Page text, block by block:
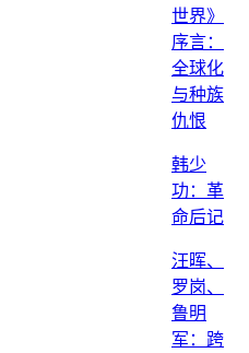
世界》
序言：
全球化
与种族
仇恨
韩少
功：革
命后记
汪晖、
罗岗、
鲁明
军：跨